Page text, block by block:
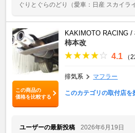
ぐりとぐらのどり
（愛車：日産 スカイラ
この商品の
価格を比較する
KAKIMOTO RACING /
柿本改
4.1 （
排気系 マフラー
このカテゴリの取付店を
ユーザーの最新投稿
2026年6月19日